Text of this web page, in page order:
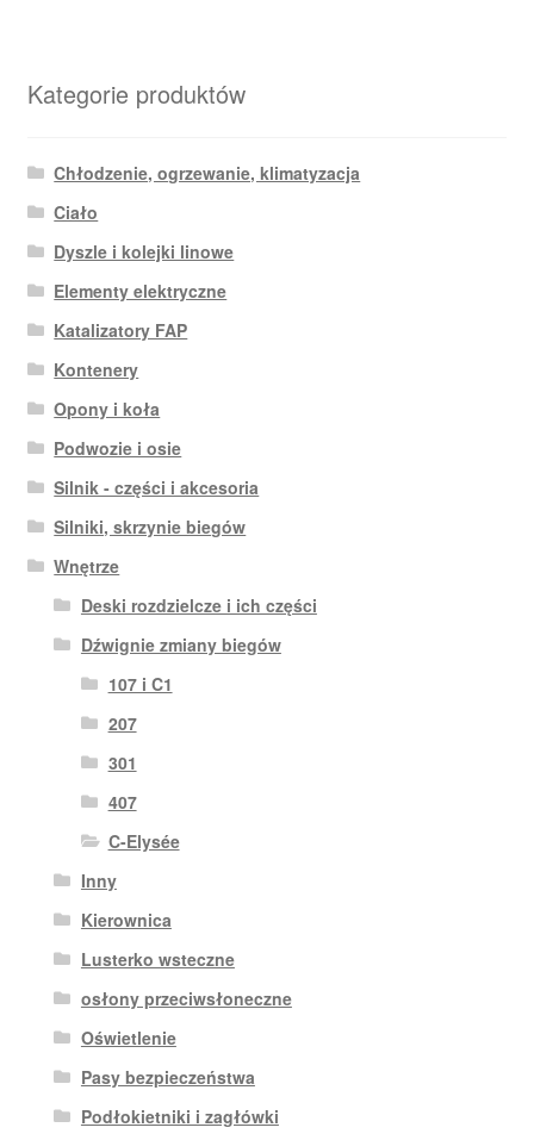
Kategorie produktów
Chłodzenie, ogrzewanie, klimatyzacja
Ciało
Dyszle i kolejki linowe
Elementy elektryczne
Katalizatory FAP
Kontenery
Opony i koła
Podwozie i osie
Silnik - części i akcesoria
Silniki, skrzynie biegów
Wnętrze
Deski rozdzielcze i ich części
Dźwignie zmiany biegów
107 i C1
207
301
407
C-Elysée
Inny
Kierownica
Lusterko wsteczne
osłony przeciwsłoneczne
Oświetlenie
Pasy bezpieczeństwa
Podłokietniki i zagłówki